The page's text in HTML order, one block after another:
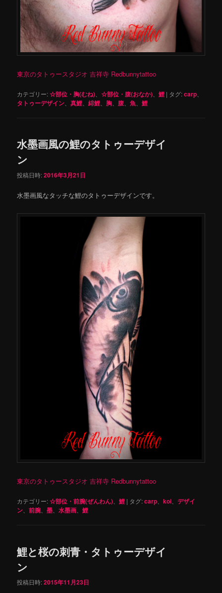
東京のタトゥースタジオ 吉祥寺 Redbunnytattoo
カテゴリー:☆部位・胸(むね) 、☆部位・腹(おなか) 、鯉 | タグ:carp
タトゥーデザイン 、真鯉 、緋鯉 胸 腹 、魚 、鯉
水墨画風の鯉のタトゥーデザイ
ン
投稿日時:2016年3月21日
水墨画風なタッチな鯉のタトゥーデザインです。
東京のタトゥースタジオ 吉祥寺 Redbunnytattoo
カテゴリー:☆部位・前腕(ぜんわん) 、鯉 | タグ:carp 、koi 、デザイ
ン 、前腕 、墨 、水墨画 、鯉
鯉と桜の刺青・タトゥーデザイ
ン
投稿日時:2015年11月23日